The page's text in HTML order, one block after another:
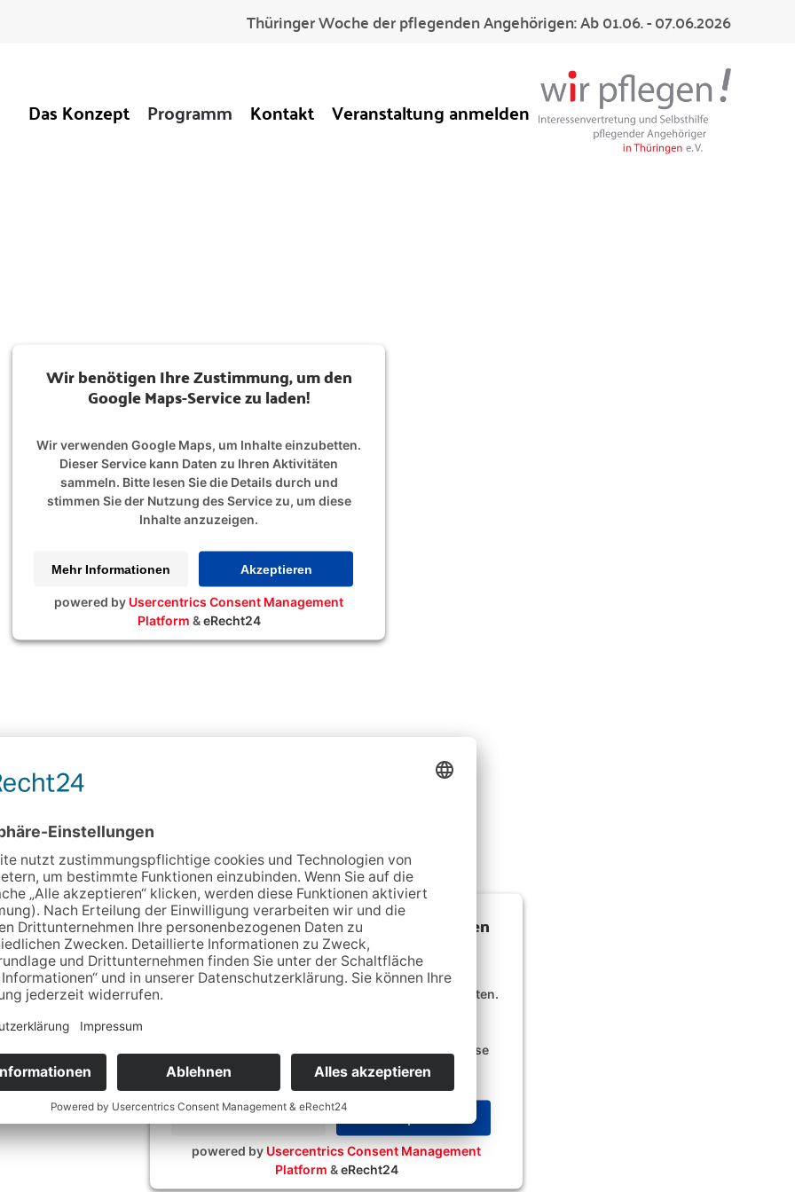
Thüringer Woche der pflegenden Angehörigen: Ab 01.06. - 07.06.2026
Das Konzept Programm Kontakt Veranstaltung anmelden
Wir benötigen Ihre Zustimmung, um den
Google Maps-Service zu laden!
Wir verwenden Google Maps, um Inhalte einzubetten.
Dieser Service kann Daten zu Ihren Aktivitäten
sammeln. Bitte lesen Sie die Details durch und
stimmen Sie der Nutzung des Service zu, um diese
Inhalte anzuzeigen.
Mehr Informationen Akzeptieren
powered by Usercentrics Consent Management
Platform &eRecht24
Bad Salzungen
Bahnhofstraße 23, 36433 Bad Salzungen, Deutschland
Wir benötigen Ihre Zustimmung, um den
Google Maps-Service zu laden!
Wir verwenden Google Maps, um Inhalte einzubetten.
stimmen Sie der Nutzung des Service zu, um diese
Inhalte anzuzeigen.
Mehr Informationen
powered by Usercentrics Consent Management
Platform &eRecht24